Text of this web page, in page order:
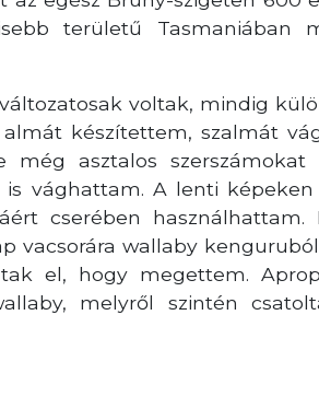
területű Tasmaniában
voltak, mindig
készítettem, szalmát
még asztalos szerszámokat
vághattam. A lenti
cserében használhattam.
vacsorára wallaby
el, hogy megettem.
melyről szintén